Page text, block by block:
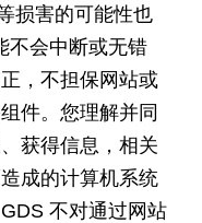
损害的可能性也
不会中断或无错
，不担保网站或
件。您理解并同
获得信息，相关
成的计算机系统
不对通过网站